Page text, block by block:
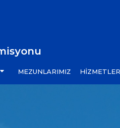
MEZUNLARIMIZ